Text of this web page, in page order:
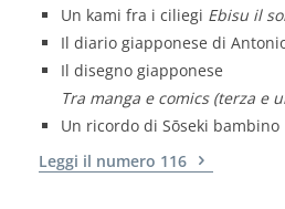
Un kami fra i ciliegi Ebisu il
Il diario giapponese di
Il disegno giapponese
Tra manga e comics (terza e
Un ricordo di Sōseki bambino
Leggi il numero 116